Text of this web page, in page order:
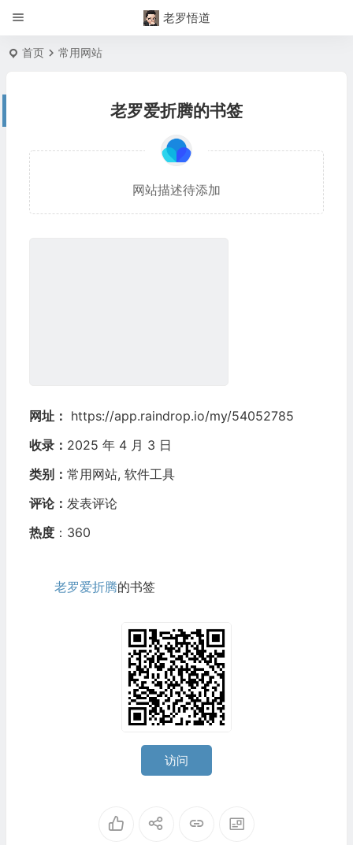
老罗悟道
首页 常用网站
老罗爱折腾的书签
网站描述待添加
网址： https://app.raindrop.io/my/54052785
收录： 2025 年 4 月 3 日
类别： 常用网站, 软件工具
评论： 发表评论
热度：360
老罗爱折腾的书签
访问